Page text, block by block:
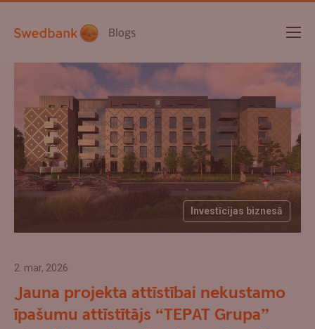
Blogs
Investīcijas biznesā
2. mar, 2026
Jauna projekta attīstībai nekustamo
īpašumu attīstītājs “TEPAT Grupa”